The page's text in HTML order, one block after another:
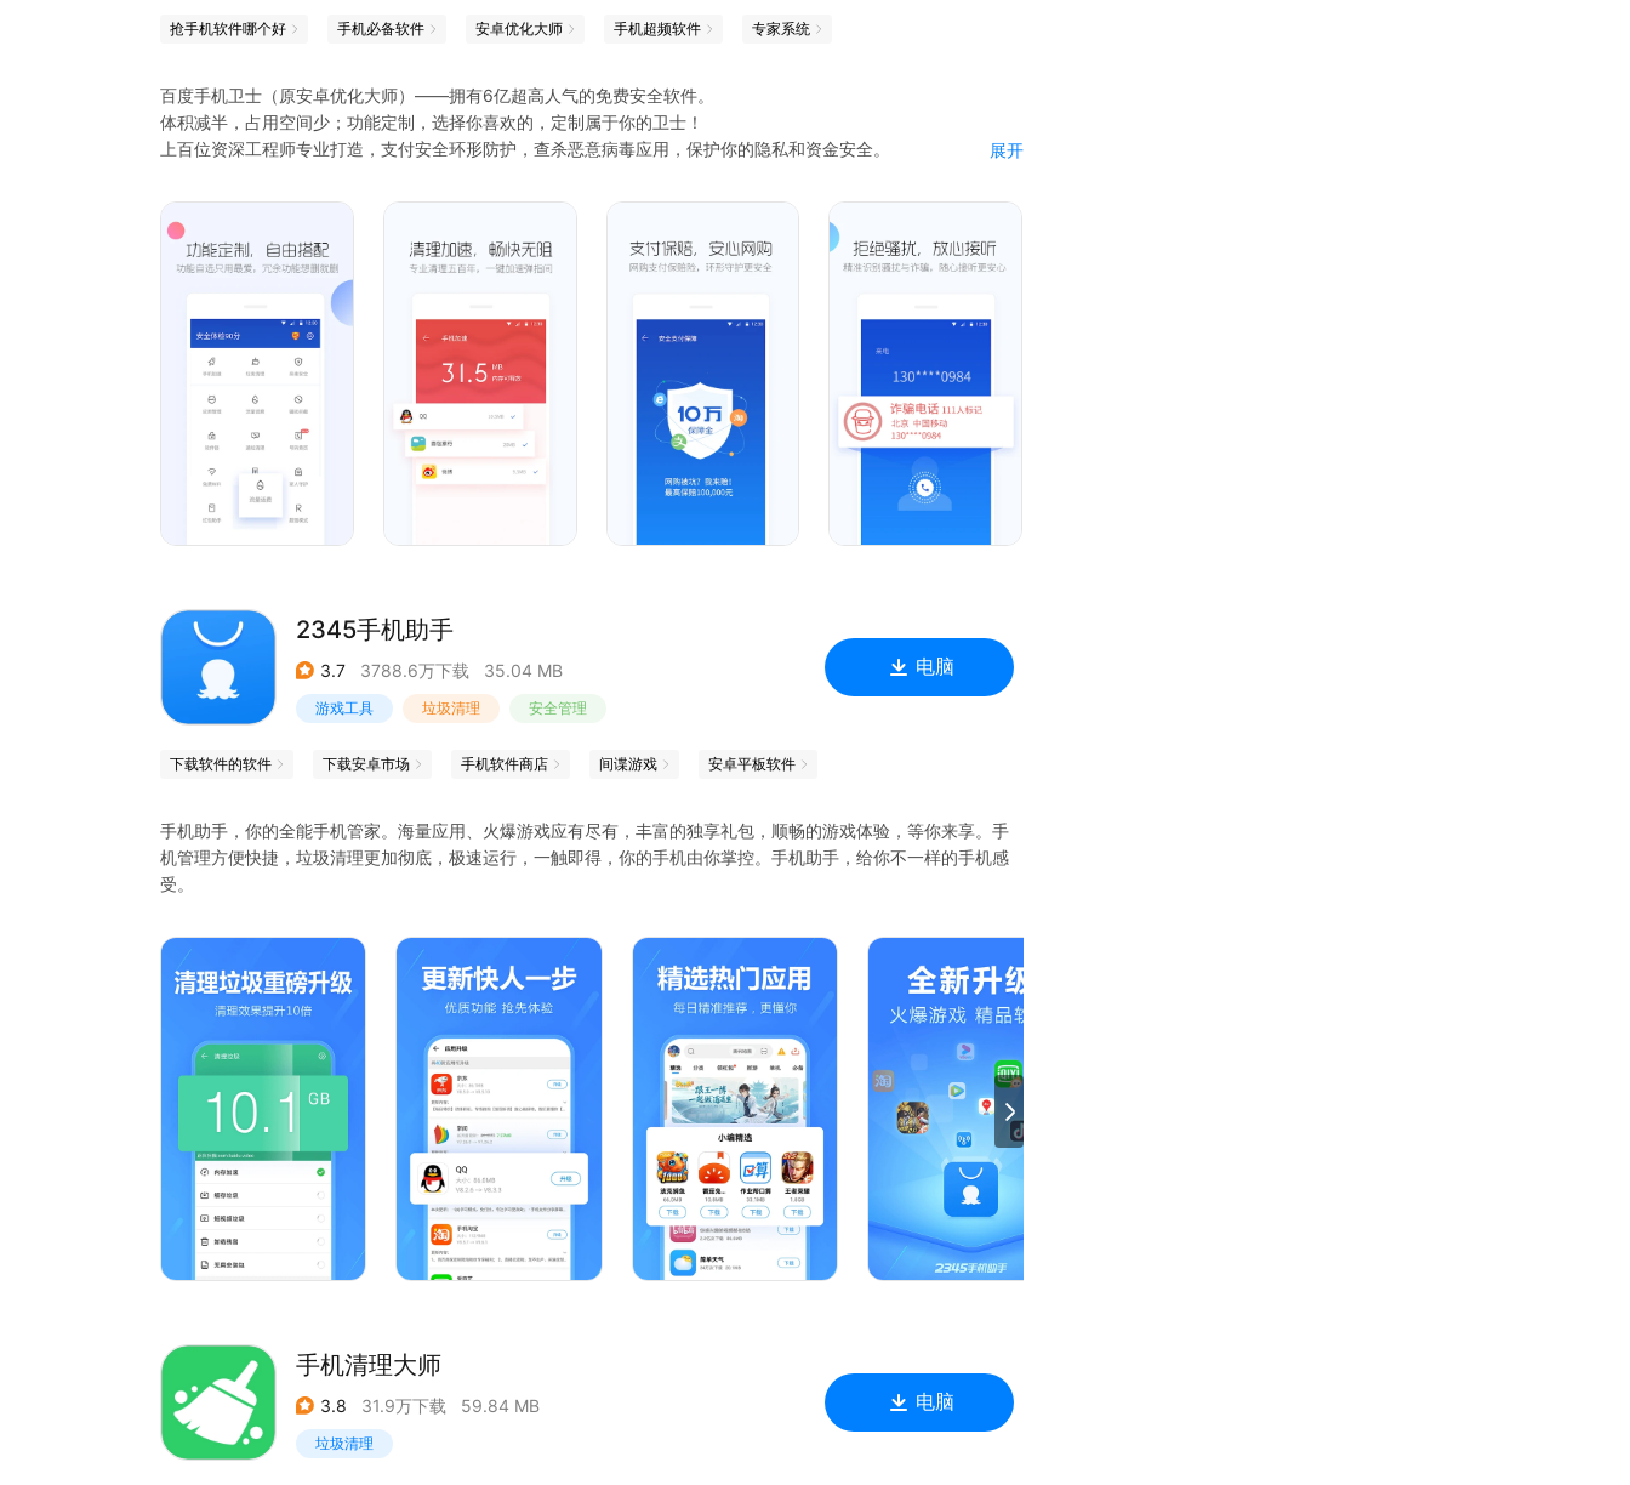
抢手机软件哪个好 手机必备软件 安卓优化大师 手机超频软件 专家系统
百度手机卫士（原安卓优化大师）——拥有6亿超高人气的免费安全软件。
体积减半，占用空间少；功能定制，选择你喜欢的，定制属于你的卫士！
上百位资深工程师专业打造，支付安全环形防护，查杀恶意病毒应用，保护你的隐私和资金安全。
【杀毒安全】6层环形防护，守护移动支付环节，资金安全放心
【骚扰拦截】业内丰富的号码库，识别骚扰电话和短信
【流量话费】实时流量话费监控，防止流量偷跑、话费暗扣
【应用管理】批量卸载和升级应用，及时清理卸载残留
【软件锁】隐私应用上锁，不怕隐私泄露有保障
【通知清理】智能通知管家，让烦人的通知收纳起来
官方微博：百度手机卫士；
微信公共账号：baidusjws
QQ交流群：119723959
展开
2345手机助手
3.7 3788.6万下载 35.04 MB
游戏工具 垃圾清理 安全管理
电脑
下载软件的软件 下载安卓市场 手机软件商店 间谍游戏 安卓平板软件
手机助手，你的全能手机管家。海量应用、火爆游戏应有尽有，丰富的独享礼包，顺畅的游戏体验，等你来享。手
机管理方便快捷，垃圾清理更加彻底，极速运行，一触即得，你的手机由你掌控。手机助手，给你不一样的手机感
受。
手机清理大师
3.8 31.9万下载 59.84 MB
垃圾清理
电脑